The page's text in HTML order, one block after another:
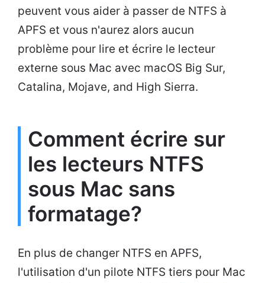
peuvent vous aider à passer de NTFS à
APFS et vous n'aurez alors aucun
problème pour lire et écrire le lecteur
externe sous Mac avec macOS Big Sur,
Catalina, Mojave, and High Sierra.
Comment écrire sur
les lecteurs NTFS
sous Mac sans
formatage?
En plus de changer NTFS en APFS,
l'utilisation d'un pilote NTFS tiers pour Mac